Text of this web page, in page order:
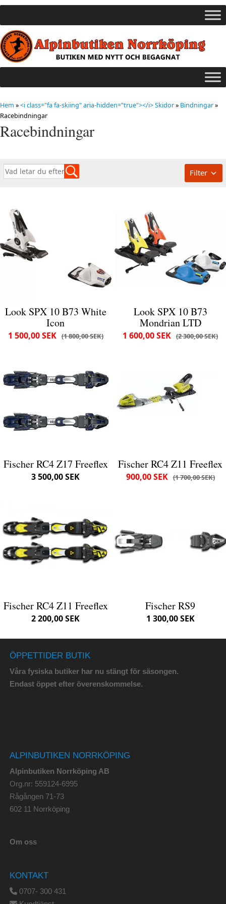
Hem »<i class="fa fa-skiing" aria-hidden="true"></i> Skidor» Bindningar»
Racebindningar
Racebindningar
Filter
Look SPX 10 B73 White
Icon
1 800,00 SEK
1 500,00 SEK
Look SPX 10 B73
Mondrian LTD
2 300,00 SEK
1 600,00 SEK
Fischer RC4 Z17 Freeflex
3 500,00 SEK
Fischer RC4 Z11 Freeflex
1 700,00 SEK
900,00 SEK
Fischer RC4 Z11 Freeflex
2 200,00 SEK
Fischer RS9
1 300,00 SEK
ÖPPETTIDER BUTIK
Våra fysiska butiker har nu stängt för säsongen.
Endast öppet efter överenskommelse.
ALPINBUTIKEN NORRKÖPING
Alpinbutiken Norrköping AB
Org.nr: 559124-6995
Rågången 71-73
602 11 Norrköping
Om oss
KONTAKT
0707- 300 431